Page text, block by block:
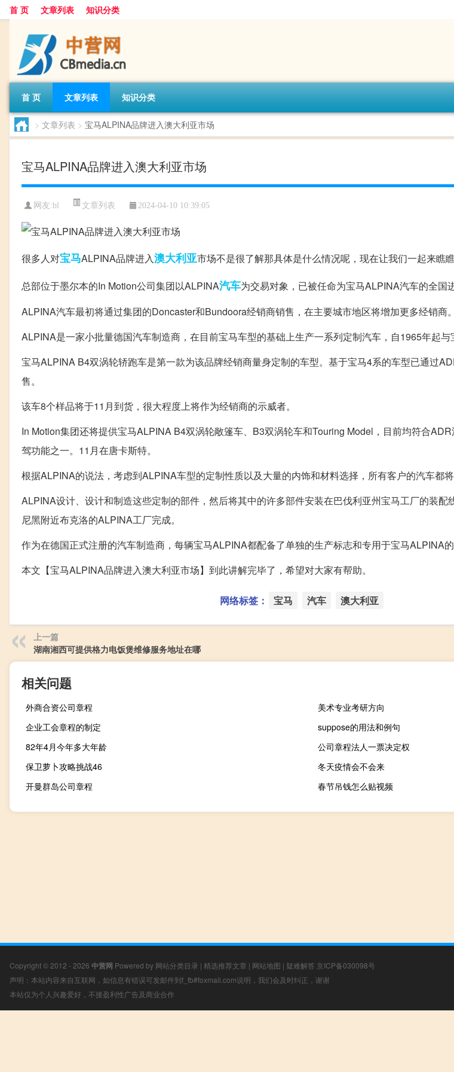
首 页 文章列表 知识分类
首 页 文章列表 知识分类
> 文章列表 > 宝马ALPINA品牌进入澳大利亚市场
宝马ALPINA品牌进入澳大利亚市场
网友:bl 文章列表 2024-04-10 10:39:05
很多人对宝马ALPINA品牌进入澳大利亚市场不是很了解那具体是什么情况呢，现在让我们一起来瞧瞧
总部位于墨尔本的In Motion公司集团以ALPINA汽车为交易对象，已被任命为宝马ALPINA汽车的全国
ALPINA汽车最初将通过集团的Doncaster和Bundoora经销商销售，在主要城市地区将增加更多经销商。
ALPINA是一家小批量德国汽车制造商，在目前宝马车型的基础上生产一系列定制汽车，自1965年起与
宝马ALPINA B4双涡轮轿跑车是第一款为该品牌经销商量身定制的车型。基于宝马4系的车型已通过
售。
该车8个样品将于11月到货，很大程度上将作为经销商的示威者。
In Motion集团还将提供宝马ALPINA B4双涡轮敞篷车、B3双涡轮车和Touring Model，目前均符合
驾功能之一。11月在唐卡斯特。
根据ALPINA的说法，考虑到ALPINA车型的定制性质以及大量的内饰和材料选择，所有客户的汽车都将
ALPINA设计、设计和制造这些定制的部件，然后将其中的许多部件安装在巴伐利亚州宝马工厂的装配
尼黑附近布克洛的ALPINA工厂完成。
作为在德国正式注册的汽车制造商，每辆宝马ALPINA都配备了单独的生产标志和专用于宝马ALPINA的
本文【宝马ALPINA品牌进入澳大利亚市场】到此讲解完毕了，希望对大家有帮助。
网络标签： 宝马 汽车 澳大利亚
上一篇
湖南湘西可提供格力电饭煲维修服务地址在哪
相关问题
外商合资公司章程
美术专业考研方向
企业工会章程的制定
suppose的用法和例句
82年4月今年多大年龄
公司章程法人一票决定权
保卫萝卜攻略挑战46
冬天疫情会不会来
开曼群岛公司章程
春节吊钱怎么贴视频
Copyright © 2012 - 2026 中营网 Powered by 网站分类目录 | 精选推荐文章 | 网站地图 | 疑难解答 京ICP备030098号
声明：本站内容来自互联网，如信息有错误可发邮件到f_fb#foxmail.com说明，我们会及时纠正，谢谢
本站仅为个人兴趣爱好，不接盈利性广告及商业合作